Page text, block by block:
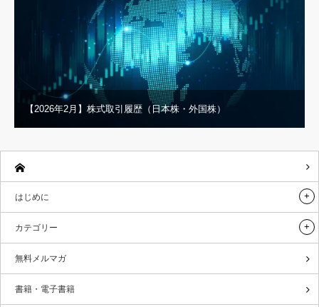
【2026年2月】株式取引履歴（日本株・外国株）
はじめに
カテゴリー
無料メルマガ
書籍・電子書籍